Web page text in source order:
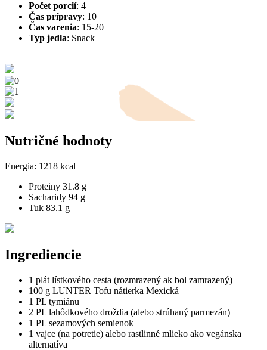
Počet porcií: 4
Čas prípravy: 10
Čas varenia: 15-20
Typ jedla: Snack
Nutričné hodnoty
Energia: 1218 kcal
Proteiny 31.8 g
Sacharidy 94 g
Tuk 83.1 g
Ingrediencie
1 plát lístkového cesta (rozmrazený ak bol zamrazený)
100 g LUNTER Tofu nátierka Mexická
1 PL tymiánu
2 PL lahôdkového droždia (alebo strúhaný parmezán)
1 PL sezamových semienok
1 vajce (na potretie) alebo rastlinné mlieko ako vegánska
alternatíva